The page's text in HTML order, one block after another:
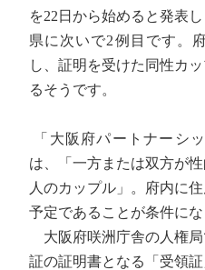
を22日から始めると発表
県に次いで2例目です。
し、証明を受けた同性カ
るそうです。
「大阪府パートナーシ
は、「一方または双方が
人のカップル」。府内に
予定であることが条件にな
大阪府咲洲庁舎の人権
証の証明書となる「受領